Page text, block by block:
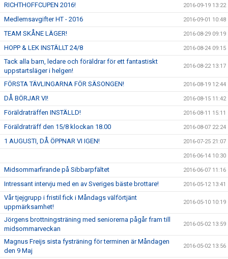
RICHTHOFFCUPEN 2016! 2016-09-19 13:22
Medlemsavgifter HT - 2016 2016-09-01 10:48
TEAM SKÅNE LÄGER! 2016-08-29 09:19
HOPP & LEK INSTÄLLT 24/8 2016-08-24 09:15
Tack alla barn, ledare och föräldrar för ett fantastiskt
uppstartsläger i helgen!
2016-08-22 13:17
FÖRSTA TÄVLINGARNA FÖR SÄSONGEN! 2016-08-19 12:44
DÅ BÖRJAR VI! 2016-08-15 11:42
Föräldraträffen INSTÄLLD! 2016-08-11 15:11
Föräldraträff den 15/8 klockan 18.00 2016-08-07 22:24
1 AUGUSTI, DÅ ÖPPNAR VI IGEN! 2016-07-25 21:07
2016-06-14 10:30
Midsommarfirande på Sibbarpfältet 2016-06-07 11:16
Intressant intervju med en av Sveriges bäste brottare! 2016-05-12 13:41
Vår tjejgrupp i fristil fick i Måndags välförtjänt
uppmärksamhet!
2016-05-10 10:19
Jörgens brottningsträning med seniorerna pågår fram till
midsommarveckan
2016-05-02 13:59
Magnus Freijs sista fysträning för terminen är Måndagen
den 9 Maj
2016-05-02 13:56